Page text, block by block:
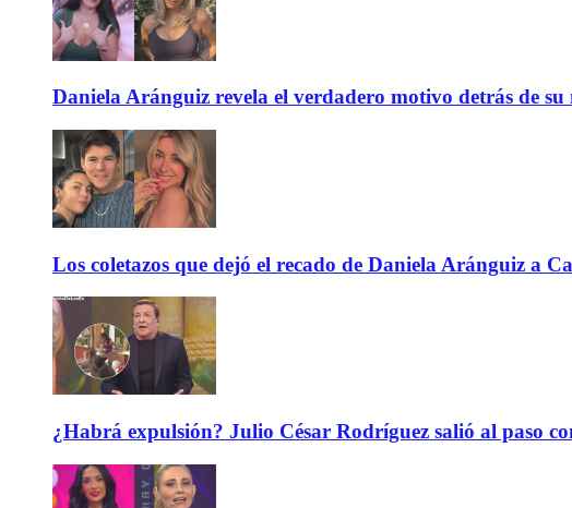
Daniela Aránguiz revela el verdadero motivo detrás de
Los coletazos que dejó el recado de Daniela Aránguiz a
¿Habrá expulsión? Julio César Rodríguez salió al paso